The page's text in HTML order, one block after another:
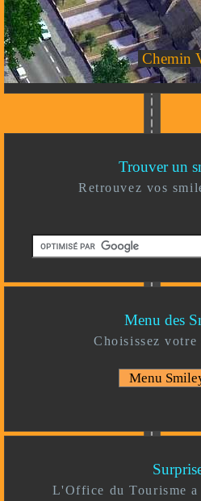
Chemin
Trouver un
Retrouvez vos
Menu des
Choisissez votre
L'Office du Tourisme a